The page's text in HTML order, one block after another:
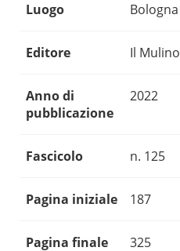
Luogo Bologna
Editore Il Mulino
Anno di
pubblicazione
2022
Fascicolo n. 125
Pagina iniziale 187
Pagina finale 325